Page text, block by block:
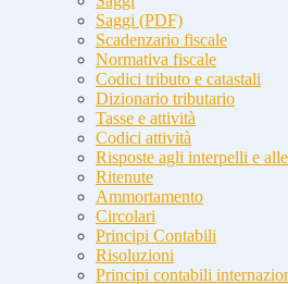
Saggi (PDF)
Scadenzario fiscale
Normativa fiscale
Codici tributo e catastali
Dizionario tributario
Tasse e attività
Codici attività
Risposte agli interpelli e
Ritenute
Ammortamento
Circolari
Principi Contabili
Risoluzioni
Principi contabili